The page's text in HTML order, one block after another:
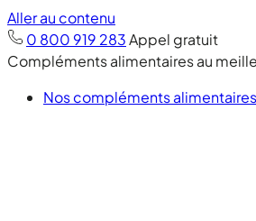
Aller au contenu
0 800 919 283Appel gratuit
Compléments alimentaires au
Nos compléments alimentaires